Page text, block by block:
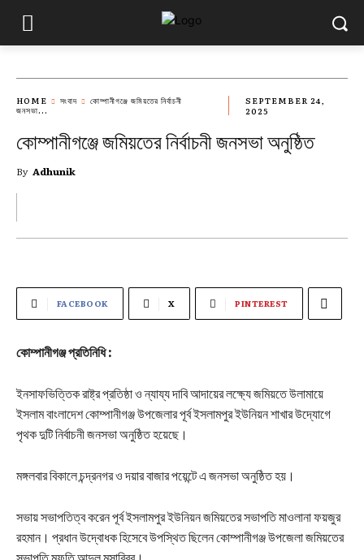
HOME সংবাদ
কোম্পানীগঞ্জে জমিয়তের নির্বাচনী
জনসভা...
SEPTEMBER 24,
2025
কোম্পানীগঞ্জে জমিয়তের নির্বাচনী জনসভা অনুষ্ঠিত
By Adhunik
FACEBOOK X PINTEREST
কোম্পানীগঞ্জ প্রতিনিধি :
ইনসাফভিত্তিক রাষ্ট্র প্রতিষ্ঠা ও ন্যায্য দাবি আদায়ের লক্ষ্যে জমিয়তে উলামায়ে
ইসলাম বাংলাদেশ কোম্পানীগঞ্জ উপজেলার পূর্ব ইসলামপুর ইউনিয়ন শাখার উদ্যোগে
পৃথক দুটি নির্বাচনী জনসভা অনুষ্ঠিত হয়েছে।
মঙ্গলবার বিকালে চন্দ্রনগর ও দয়ার বাজার পয়েন্টে এ জনসভা অনুষ্ঠিত হয়।
সভায় সভাপতিত্ব করেন পূর্ব ইসলামপুর ইউনিয়ন জমিয়তের সভাপতি মাওলানা ফয়জুর
রহমান। প্রধান উদ্বোধক হিসেবে উপস্থিত ছিলেন কোম্পানীগঞ্জ উপজেলা জমিয়তের